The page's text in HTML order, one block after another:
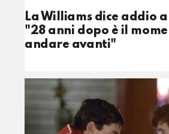
La Williams dice addio
"28 anni dopo è il
andare avanti"